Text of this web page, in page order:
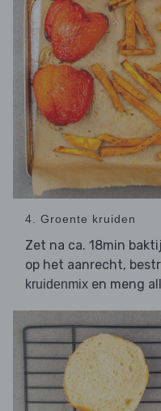
4. Groente kruiden
Zet na ca. 18min
op het aanrecht,
kruidenmix en meng